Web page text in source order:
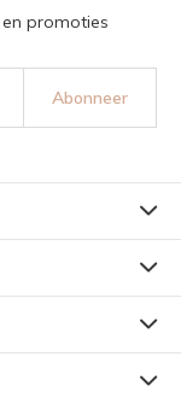
promoties
Abonneer